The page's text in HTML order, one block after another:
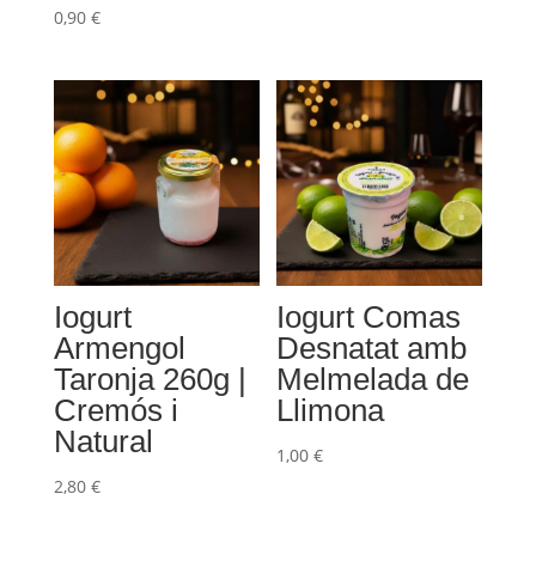
0,90 €
Iogurt
Armengol
Taronja 260g |
Cremós i
Natural
2,80 €
Iogurt Comas
Desnatat amb
Melmelada de
Llimona
1,00€